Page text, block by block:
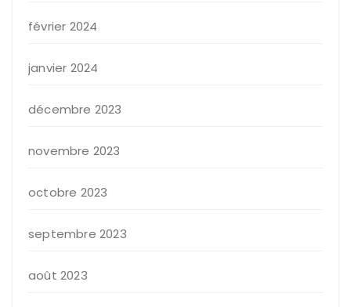
février 2024
janvier 2024
décembre 2023
novembre 2023
octobre 2023
septembre 2023
août 2023